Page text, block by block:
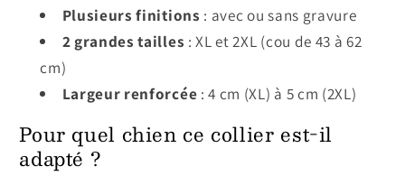
Plusieurs finitions : avec ou sans gravure
2 grandes tailles : XL et 2XL (cou de 43 à 62
cm)
Largeur renforcée : 4 cm (XL) à 5 cm (2XL)
Pour quel chien ce collier est-il
adapté ?